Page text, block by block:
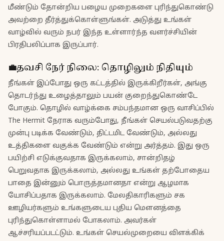
மீண்டும் தோன்றிய பழைய முறைகளை புரிந்துகொண்டு
அவற்றை தீர்த்துக்கொள்ளுங்கள். அடுத்து உங்கள்
வாழ்வில் வரும் நபர் இந்த உள்ளார்ந்த வளர்ச்சியின்
பிரதிபலிப்பாக இருப்பார்.
💼தவசி நேர் நிலை: தொழிலும் நிதியும்
நீங்கள் இப்போது ஒரு கட்டத்தில் இருக்கிறீர்கள், அங்கு
தொடர்ந்து உழைத்தாலும் பயன் குறைந்துகொண்டே
போகும். தொழில் வாழ்க்கை சம்பந்தமான ஒரு வாசிப்பில்
The Hermit நேராக வரும்போது, நீங்கள் செயல்படுவதற்கு
முன்பு படிக்க வேண்டும், திட்டமிட வேண்டும், அல்லது
உத்திகளை வகுக்க வேண்டும் என்று அர்த்தம். இது ஒரு
பயிற்சி எடுக்குவதாக இருக்கலாம், சான்றிதழ்
பெறுவதாக இருக்கலாம், அல்லது உங்கள் தற்போதைய
பாதை இன்னும் பொருத்தமானதா என்று ஆழமாக
யோசிப்பதாக இருக்கலாம். மேலதிகாரிகளும் சக
ஊழியர்களும் உங்களுடைய புதிய மௌனத்தை
புரிந்துகொள்ளாமல் போகலாம். அவர்கள்
ஆச்சரியப்படட்டும். உங்கள் செயல்முறையை விளக்கிக்